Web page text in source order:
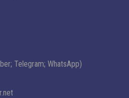
Telegram; WhatsApp)